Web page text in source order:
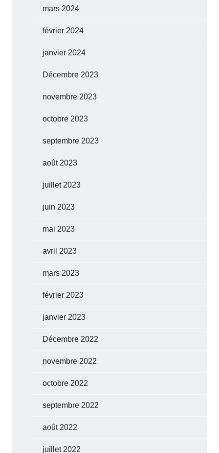
mars 2024
février 2024
janvier 2024
Décembre 2023
novembre 2023
octobre 2023
septembre 2023
août 2023
juillet 2023
juin 2023
mai 2023
avril 2023
mars 2023
février 2023
janvier 2023
Décembre 2022
novembre 2022
octobre 2022
septembre 2022
août 2022
juillet 2022